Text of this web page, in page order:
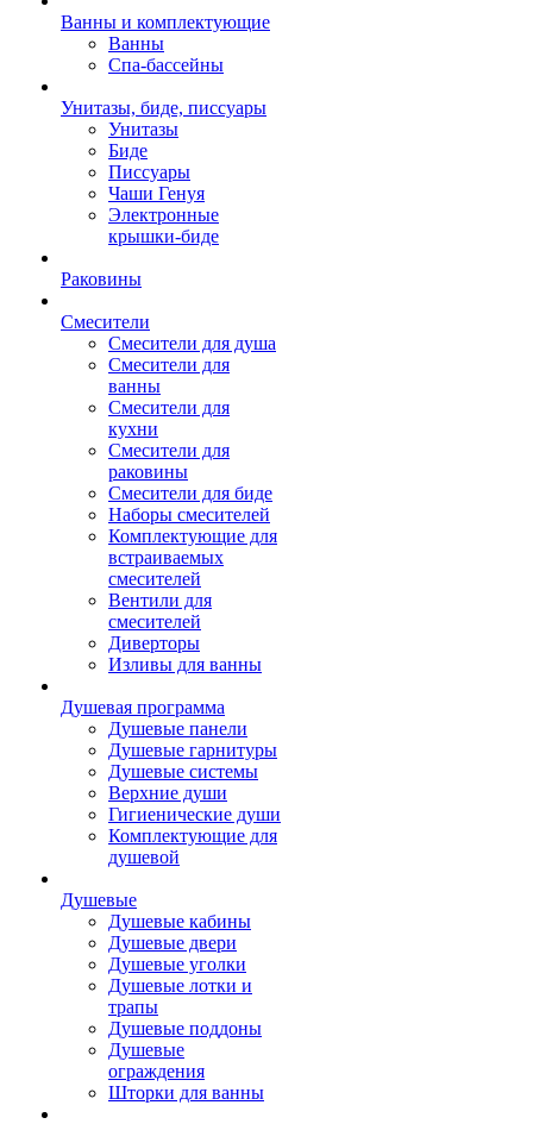
Ванны и комплектующие
Ванны
Спа-бассейны
Унитазы, биде, писсуары
Унитазы
Биде
Писсуары
Чаши Генуя
Электронные
крышки-биде
Раковины
Смесители
Смесители для душа
Смесители для
ванны
Смесители для
кухни
Смесители для
раковины
Смесители для биде
Наборы смесителей
Комплектующие для
встраиваемых
смесителей
Вентили для
смесителей
Диверторы
Изливы для ванны
Душевая программа
Душевые панели
Душевые гарнитуры
Душевые системы
Верхние души
Гигиенические души
Комплектующие для
душевой
Душевые
Душевые кабины
Душевые двери
Душевые уголки
Душевые лотки и
трапы
Душевые поддоны
Душевые
ограждения
Шторки для ванны